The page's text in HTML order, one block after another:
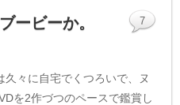
ービーか。
々に自宅でくつろいで、ヌ
を2作づつのペースで鑑賞し
7